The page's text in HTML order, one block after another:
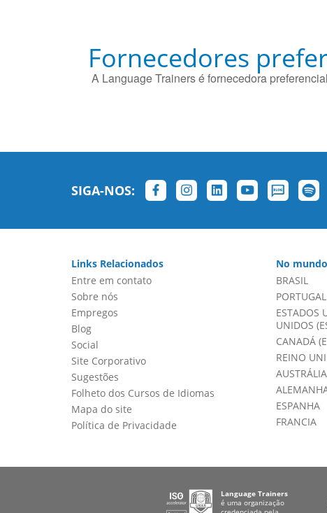
Fornecedores
A Language Trainers é fornecedora
SIGA-NOS:
Links Relacionados
Entre em contato
Sobre nós
Empregos
Blog
Social
Site Corporativo
Sugestões
Folheto dos Cursos de Idiomas
Mapa do site
Política de Privacidade
No
BRASIL
PORTUGAL
ESTADOS
UNIDOS
CANADÁ
REINO
ESPANHA
FRANCIA